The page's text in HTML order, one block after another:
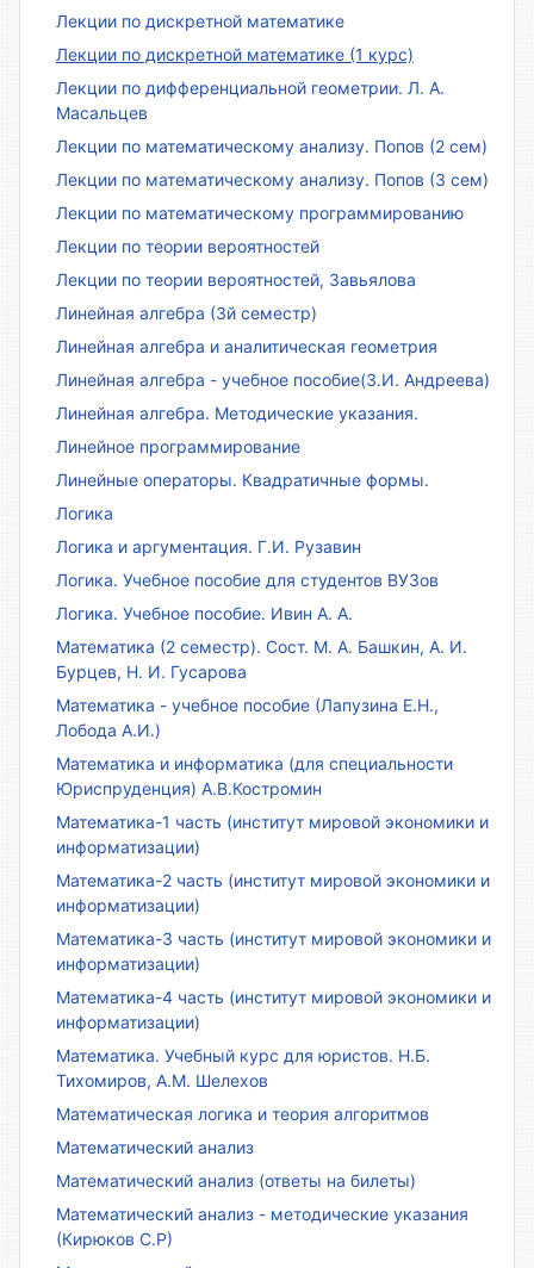
Лекции по дискретной математике
Лекции по дискретной математике (1 курс)
Лекции по дифференциальной геометрии. Л. А.
Масальцев
Лекции по математическому анализу. Попов (2 сем)
Лекции по математическому анализу. Попов (3 сем)
Лекции по математическому программированию
Лекции по теории вероятностей
Лекции по теории вероятностей, Завьялова
Линейная алгебра (3й семестр)
Линейная алгебра и аналитическая геометрия
Линейная алгебра - учебное пособие(З.И. Андреева)
Линейная алгебра. Методические указания.
Линейное программирование
Линейные операторы. Квадратичные формы.
Логика
Логика и аргументация. Г.И. Рузавин
Логика. Учебное пособие для студентов ВУЗов
Логика. Учебное пособие. Ивин А. А.
Математика (2 семестр). Сост. М. А. Башкин, А. И.
Бурцев, Н. И. Гусарова
Математика - учебное пособие (Лапузина Е.Н.,
Лобода А.И.)
Математика и информатика (для специальности
Юриспруденция) А.В.Костромин
Математика-1 часть (институт мировой экономики и
информатизации)
Математика-2 часть (институт мировой экономики и
информатизации)
Математика-3 часть (институт мировой экономики и
информатизации)
Математика-4 часть (институт мировой экономики и
информатизации)
Математика. Учебный курс для юристов. Н.Б.
Тихомиров, А.М. Шелехов
Математическая логика и теория алгоритмов
Математический анализ
Математический анализ (ответы на билеты)
Математический анализ - методические указания
(Кирюков С.Р)